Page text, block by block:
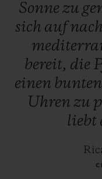
Sonne zu
sich aufnach
bereit, die
einen bunten
Uhren zu
liebt